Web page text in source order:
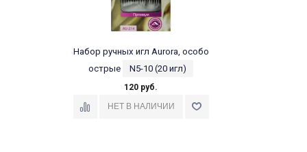
Набор ручных игл Aurora, особо
острые
N5-10 (20 игл)
120 руб.